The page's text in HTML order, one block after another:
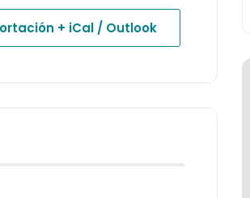
+ iCal / Outlook